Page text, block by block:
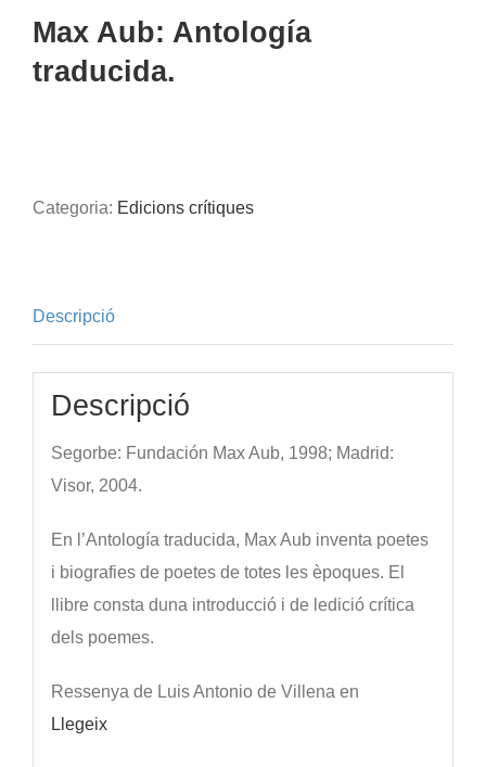
Max Aub: Antología
traducida.
Categoria: Edicions crítiques
Descripció
Descripció
Segorbe: Fundación Max Aub, 1998; Madrid:
Visor, 2004.
En l’Antología traducida, Max Aub inventa poetes
i biografies de poetes de totes les èpoques. El
llibre consta duna introducció i de ledició crítica
dels poemes.
Ressenya de Luis Antonio de Villena en
Llegeix